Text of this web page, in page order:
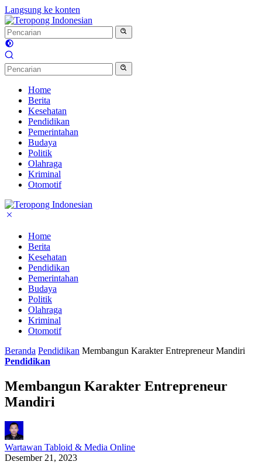
Langsung ke konten
Home
Berita
Kesehatan
Pendidikan
Pemerintahan
Budaya
Politik
Olahraga
Kriminal
Otomotif
Home
Berita
Kesehatan
Pendidikan
Pemerintahan
Budaya
Politik
Olahraga
Kriminal
Otomotif
Beranda Pendidikan Membangun Karakter Entrepreneur Mandiri
Pendidikan
Membangun Karakter Entrepreneur
Mandiri
Wartawan Tabloid & Media Online
Desember 21, 2023